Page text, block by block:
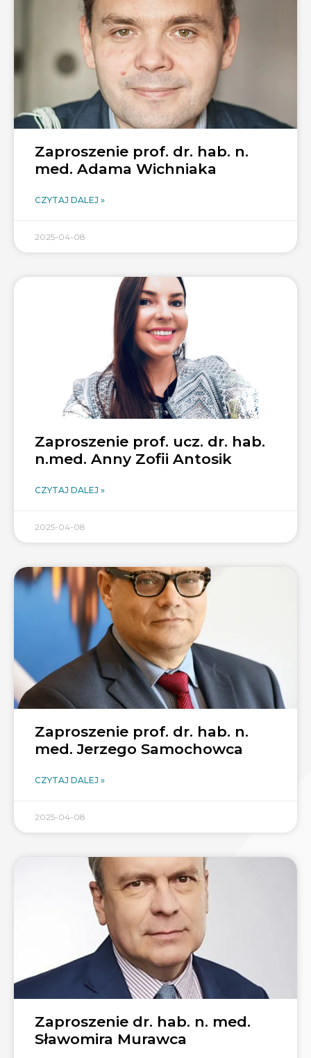
Zaproszenie prof. dr. hab. n.
med. Adama Wichniaka
CZYTAJ DALEJ »
2025-04-08
Zaproszenie prof. ucz. dr. hab.
n.med. Anny Zofii Antosik
CZYTAJ DALEJ »
2025-04-08
Zaproszenie prof. dr. hab. n.
med. Jerzego Samochowca
CZYTAJ DALEJ »
2025-04-08
Zaproszenie dr. hab. n. med.
Sławomira Murawca